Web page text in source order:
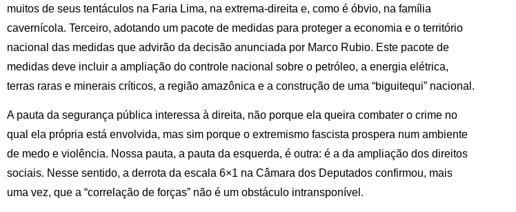
muitos de seus tentáculos na Faria Lima, na extrema-direita e, como é óbvio, na família
cavernícola. Terceiro, adotando um pacote de medidas para proteger a economia e o território
nacional das medidas que advirão da decisão anunciada por Marco Rubio. Este pacote de
medidas deve incluir a ampliação do controle nacional sobre o petróleo, a energia elétrica,
terras raras e minerais críticos, a região amazônica e a construção de uma “biguitequi” nacional.
A pauta da segurança pública interessa à direita, não porque ela queira combater o crime no
qual ela própria está envolvida, mas sim porque o extremismo fascista prospera num ambiente
de medo e violência. Nossa pauta, a pauta da esquerda, é outra: é a da ampliação dos direitos
sociais. Nesse sentido, a derrota da escala 6×1 na Câmara dos Deputados confirmou, mais
uma vez, que a “correlação de forças” não é um obstáculo intransponível.